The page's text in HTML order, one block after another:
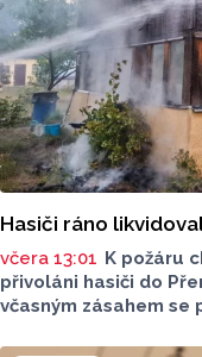
Hasiči ráno
včera 13:01 K požáru
přivoláni hasiči do
včasným zásahem se